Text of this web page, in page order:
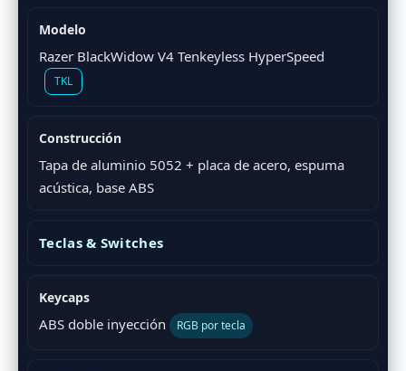
Modelo
Razer BlackWidow V4 Tenkeyless HyperSpeed
TKL
Construcción
Tapa de aluminio 5052 + placa de acero, espuma
acústica, base ABS
Teclas & Switches
Keycaps
ABS doble inyección RGB por tecla